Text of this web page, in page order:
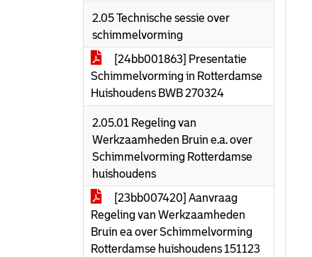
2.05 Technische sessie over
schimmelvorming
[24bb001863] Presentatie
Schimmelvorming in Rotterdamse
Huishoudens BWB 270324
2.05.01 Regeling van
Werkzaamheden Bruin e.a. over
Schimmelvorming Rotterdamse
huishoudens
[23bb007420] Aanvraag
Regeling van Werkzaamheden
Bruin ea over Schimmelvorming
Rotterdamse huishoudens 151123